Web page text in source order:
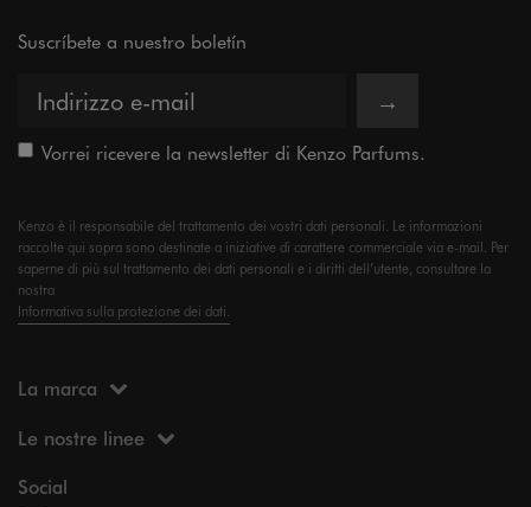
Suscríbete a nuestro boletín
→
Vorrei ricevere la newsletter di Kenzo Parfums.
Kenzo è il responsabile del trattamento dei vostri dati personali. Le informazioni
raccolte qui sopra sono destinate a iniziative di carattere commerciale via e-mail. Per
saperne di più sul trattamento dei dati personali e i diritti dell’utente, consultare la
nostra
Informativa sulla protezione dei dati.
La marca
Le nostre linee
Social